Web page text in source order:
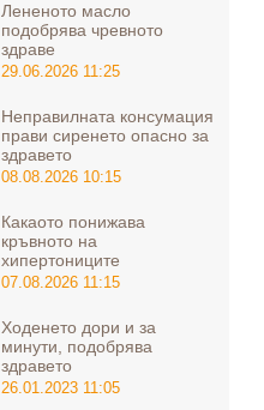
Лененото масло
подобрява чревното
здраве
29.06.2026 11:25
Неправилната консумация
прави сиренето опасно за
здравето
08.08.2026 10:15
Какаото понижава
кръвното на
хипертониците
07.08.2026 11:15
Ходенето дори и за
минути, подобрява
здравето
26.01.2023 11:05